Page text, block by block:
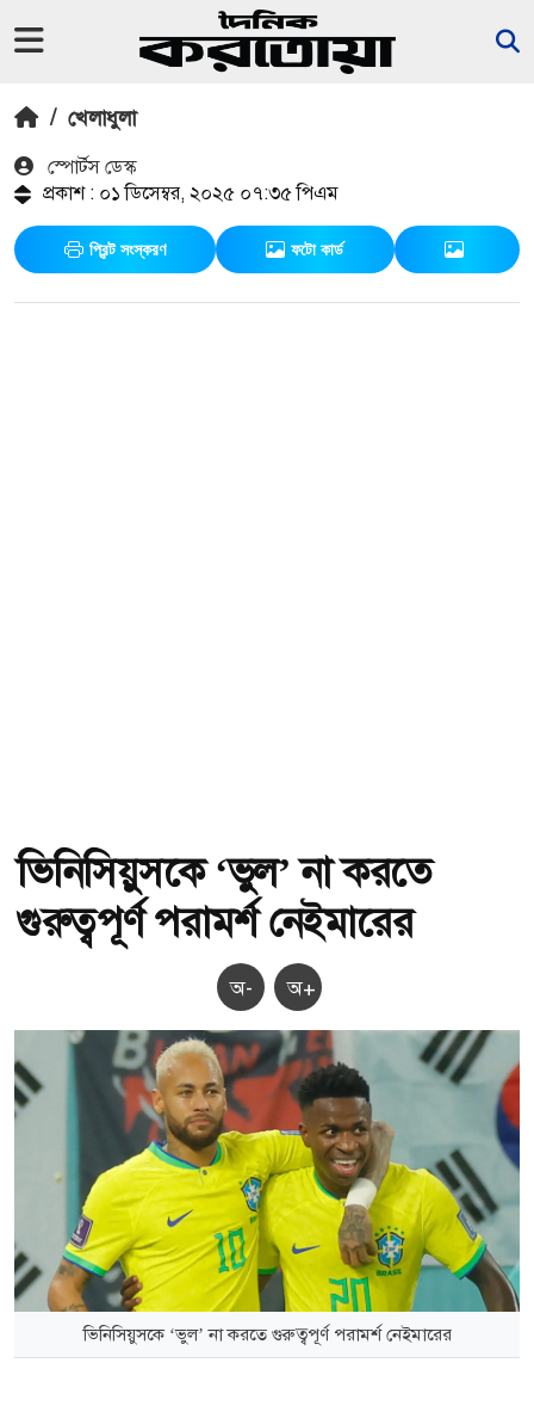
/ খেলাধুলা
স্পোর্টস ডেস্ক
প্রকাশ : ০১ ডিসেম্বর, ২০২৫ ০৭:৩৫ পিএম
প্রিন্ট সংস্করণ ফটো কার্ড
ভিনিসিয়ুসকে ‘ভুল’ না করতে
গুরুত্বপূর্ণ পরামর্শ নেইমারের
অ- অ+
ভিনিসিয়ুসকে ‘ভুল’ না করতে গুরুত্বপূর্ণ পরামর্শ নেইমারের